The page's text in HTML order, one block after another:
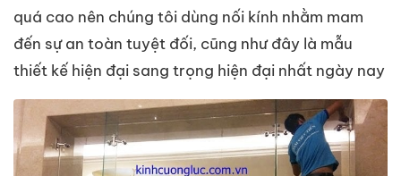
quá cao nên chúng tôi dùng nối kính nhằm mam
đến sự an toàn tuyệt đối, cũng như đây là mẫu
thiết kế hiện đại sang trọng hiện đại nhất ngày nay